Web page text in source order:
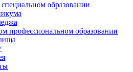
образовании
профессиональном oбразовании